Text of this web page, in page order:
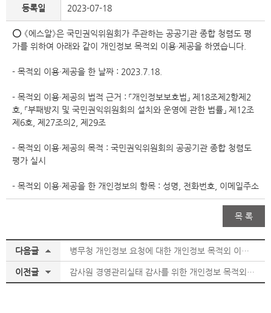
등록일 2023-07-18
⭕ 《에스알》은 국민권익위원회가 주관하는 공공기관 종합 청렴도 평
가를 위하여 아래와 같이 개인정보 목적외 이용·제공을 하였습니다.
- 목적외 이용·제공을 한 날짜 : 2023.7.18.
- 목적외 이용·제공의 법적 근거 : 「개인정보보호법」 제18조제2항제2
호, 「부패방지 및 국민권익위원회의 설치와 운영에 관한 법률」 제12조
제6호, 제27조의2, 제29조
- 목적외 이용·제공의 목적 : 국민권익위원회의 공공기관 종합 청렴도
평가 실시
- 목적외 이용·제공을 한 개인정보의 항목 : 성명, 전화번호, 이메일주소
목 록
다음글 병무청 개인정보 요청에 대한 개인정보 목적외 이용·제공 알림(’23.09.14.)
이전글 감사원 경영관리실태 감사를 위한 개인정보 목적외 이용·제공 알림(’23.03.16.)